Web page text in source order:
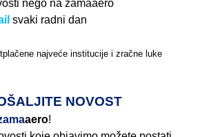
nego na zamaaero
svaki radni dan
najveće institucije i zračne luke
NOVOST
aero!